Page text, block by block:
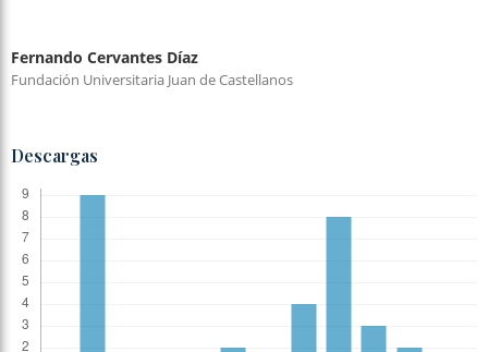
Fernando Cervantes Díaz
Fundación Universitaria Juan de Castellanos
Descargas